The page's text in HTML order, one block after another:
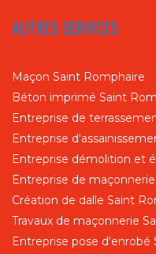
AUTRES SERVICES
Maçon Saint Romphaire
Béton imprimé Saint
Entreprise de
Entreprise
Entreprise démolition et
Entreprise de
Création de dalle Saint
Travaux de maçonnerie
Entreprise pose d'enrobé